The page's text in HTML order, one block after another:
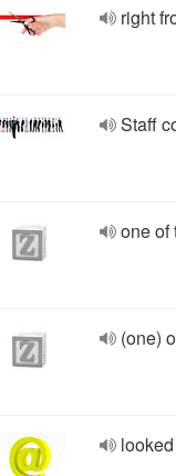
right
Staff
one of
(one)